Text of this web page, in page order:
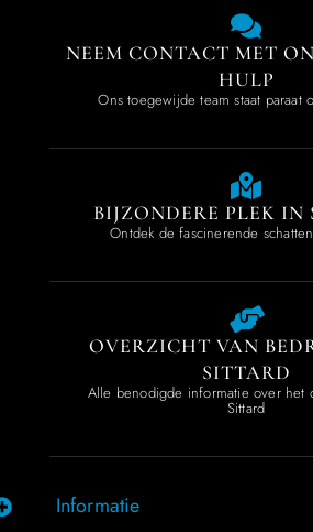
NEEM CONTACT MET
HULP
Ons toegewijde team staat paraat
BIJZONDERE PLEK IN
Ontdek de fascinerende
OVERZICHT VAN
SITTARD
Alle benodigde informatie over het
Sittard
Informatie